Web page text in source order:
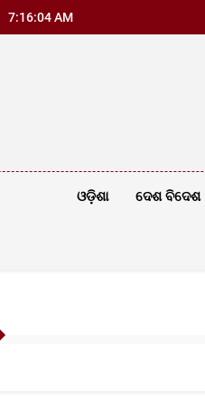
7:16:06 AM
ଓଡ଼ିଶା ଦେଶ ବିଦେଶ